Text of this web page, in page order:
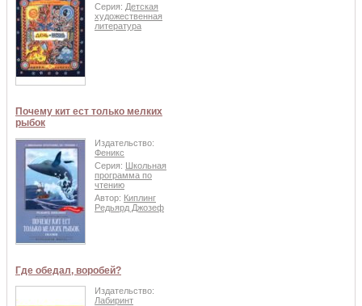
Серия: Детская
художественная
литература
Почему кит ест только мелких
рыбок
Издательство:
Феникс
Серия: Школьная
программа по
чтению
Автор: Киплинг
Редьярд Джозеф
Где обедал, воробей?
Издательство:
Лабиринт